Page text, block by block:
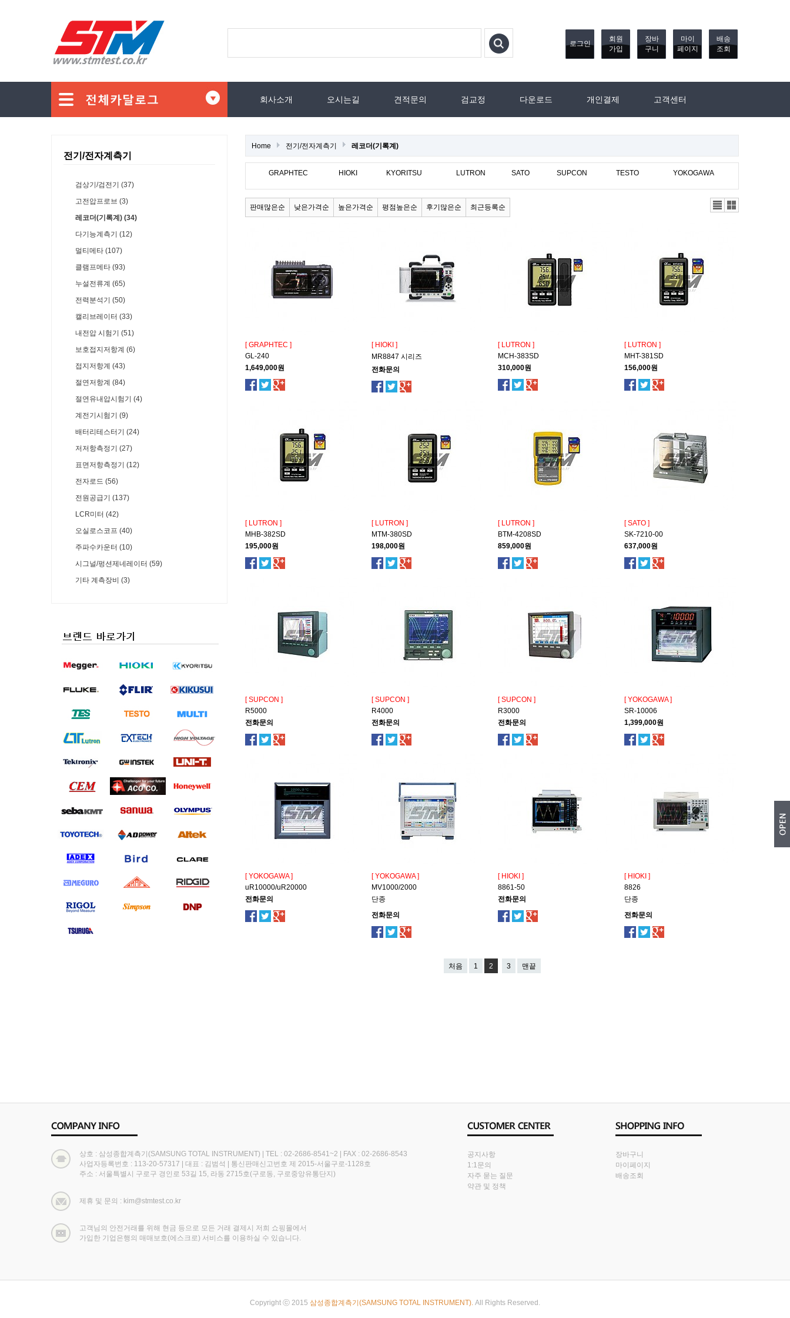
로그인
회원
가입
장바
구니
마이
페이지
배송
조회
회사소개 오시는길 견적문의 검교정 다운로드 개인결제 고객센터
전기/전자계측기
검상기/검전기 (37)
고전압프로브 (3)
레코더(기록계) (34)
다기능계측기 (12)
멀티메타 (107)
클램프메타 (93)
누설전류계 (65)
전력분석기 (50)
캘리브레이터 (33)
내전압 시험기 (51)
보호접지저항계 (6)
접지저항계 (43)
절연저항계 (84)
절연유내압시험기 (4)
계전기시험기 (9)
배터리테스터기 (24)
저저항측정기 (27)
표면저항측정기 (12)
전자로드 (56)
전원공급기 (137)
LCR미터 (42)
오실로스코프 (40)
주파수카운터 (10)
시그널/펑션제네레이터 (59)
기타 계측장비 (3)
Home 전기/전자계측기 레코더(기록계)
GRAPHTEC HIOKI KYORITSU LUTRON SATO SUPCON TESTO YOKOGAWA
판매많은순 낮은가격순 높은가격순 평점높은순 후기많은순 최근등록순
리스
트뷰
갤러
리뷰
[ GRAPHTEC ]
GL-240
1,649,000원
[ HIOKI ]
MR8847 시리즈
전화문의
[ LUTRON ]
MCH-383SD
310,000원
[ LUTRON ]
MHT-381SD
156,000원
[ LUTRON ]
MHB-382SD
195,000원
[ LUTRON ]
MTM-380SD
198,000원
[ LUTRON ]
BTM-4208SD
859,000원
[ SATO ]
SK-7210-00
637,000원
[ SUPCON ]
R5000
전화문의
[ SUPCON ]
R4000
전화문의
[ SUPCON ]
R3000
전화문의
[ YOKOGAWA ]
SR-10006
1,399,000원
[ YOKOGAWA ]
uR10000/uR20000
전화문의
[ YOKOGAWA ]
MV1000/2000
단종
전화문의
[ HIOKI ]
8861-50
전화문의
[ HIOKI ]
8826
단종
전화문의
처음 1 2 3 맨끝
상호 : 삼성종합계측기(SAMSUNG TOTAL INSTRUMENT) | TEL : 02-2686-8541~2 | FAX : 02-2686-8543
사업자등록번호 : 113-20-57317 | 대표 : 김범석 | 통신판매신고번호 제 2015-서울구로-1128호
주소 : 서울특별시 구로구 경인로 53길 15, 라동 2715호(구로동, 구로중앙유통단지)
제휴 및 문의 : kim@stmtest.co.kr
고객님의 안전거래를 위해 현금 등으로 모든 거래 결제시 저희 쇼핑몰에서
가입한 기업은행의 매매보호(에스크로) 서비스를 이용하실 수 있습니다.
공지사항
1:1문의
자주 묻는 질문
약관 및 정책
장바구니
마이페이지
배송조회
Copyright ⓒ 2015 삼성종합계측기(SAMSUNG TOTAL INSTRUMENT). All Rights Reserved.